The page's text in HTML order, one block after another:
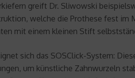
greift Dr. Sliwowski
welche die Prothese fest im
mit einem kleinen Stift
sich das SOSClick-System:
um künstliche Zahnwurzeln